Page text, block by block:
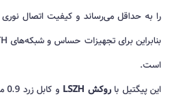
را به حداقل می‌رساند و کیفیت اتصال نوری
است.
این پیگتیل باروکش LSZH
و